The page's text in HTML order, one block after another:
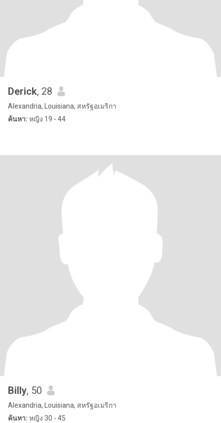
Derick, 28
Alexandria, Louisiana, สหรัฐอเมริกา
ค้นหา: หญิง 19 - 44
Billy, 50
Alexandria, Louisiana, สหรัฐอเมริกา
ค้นหา: หญิง 30 - 45